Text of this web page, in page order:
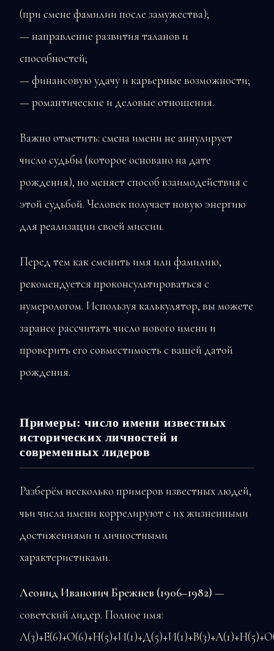
(при смене фамилии после замужества);
— направление развития таланов и
способностей;
— финансовую удачу и карьерные возможности;
— романтические и деловые отношения.
Важно отметить: смена имени не аннулирует
число судьбы (которое основано на дате
рождения), но меняет способ взаимодействия с
этой судьбой. Человек получает новую энергию
для реализации своей миссии.
Перед тем как сменить имя или фамилию,
рекомендуется проконсультироваться с
нумерологом. Используя калькулятор, вы можете
заранее рассчитать число нового имени и
проверить его совместимость с вашей датой
рождения.
Примеры: число имени известных
исторических личностей и
современных лидеров
Разберём несколько примеров известных людей,
чьи числа имени коррелируют с их жизненными
достижениями и личностными
характеристиками.
Леонид Иванович Брежнев (1906–1982) —
советский лидер. Полное имя: